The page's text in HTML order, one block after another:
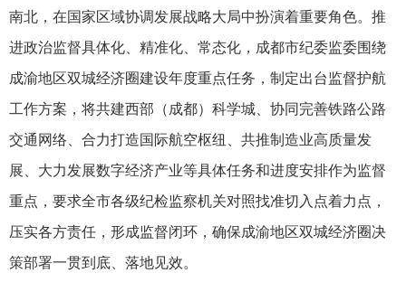
南北，在国家区域协调发展战略大局中扮演着重要角色。推
进政治监督具体化、精准化、常态化，成都市纪委监委围绕
成渝地区双城经济圈建设年度重点任务，制定出台监督护航
工作方案，将共建西部（成都）科学城、协同完善铁路公路
交通网络、合力打造国际航空枢纽、共推制造业高质量发
展、大力发展数字经济产业等具体任务和进度安排作为监督
重点，要求全市各级纪检监察机关对照找准切入点着力点，
压实各方责任，形成监督闭环，确保成渝地区双城经济圈决
策部署一贯到底、落地见效。